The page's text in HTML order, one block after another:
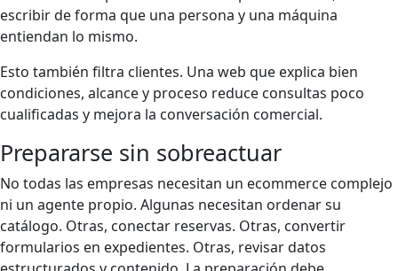
escribir de forma que una persona y una máquina
entiendan lo mismo.
Esto también filtra clientes. Una web que explica bien
condiciones, alcance y proceso reduce consultas poco
cualificadas y mejora la conversación comercial.
Prepararse sin sobreactuar
No todas las empresas necesitan un ecommerce complejo
ni un agente propio. Algunas necesitan ordenar su
catálogo. Otras, conectar reservas. Otras, convertir
formularios en expedientes. Otras, revisar datos